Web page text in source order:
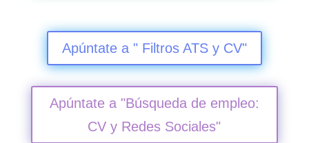
Apúntate a " Filtros ATS y CV"
Apúntate a "Búsqueda de empleo:
CV y Redes Sociales"